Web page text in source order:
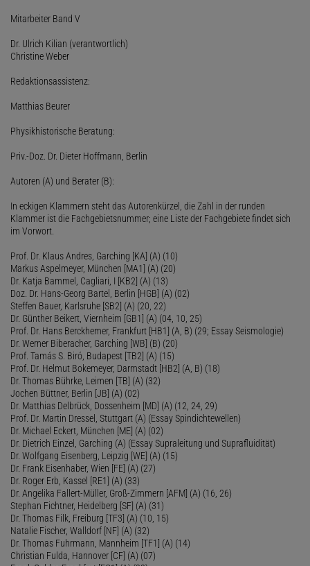
Mitarbeiter Band V
Dr. Ulrich Kilian (verantwortlich)
Christine Weber
Redaktionsassistenz:
Matthias Beurer
Physikhistorische Beratung:
Priv.-Doz. Dr. Dieter Hoffmann, Berlin
Autoren (A) und Berater (B):
In eckigen Klammern steht das Autorenkürzel, die Zahl in der runden
Klammer ist die Fachgebietsnummer; eine Liste der Fachgebiete findet sich
im Vorwort.
Prof. Dr. Klaus Andres, Garching [KA] (A) (10)
Markus Aspelmeyer, München [MA1] (A) (20)
Dr. Katja Bammel, Cagliari, I [KB2] (A) (13)
Doz. Dr. Hans-Georg Bartel, Berlin [HGB] (A) (02)
Steffen Bauer, Karlsruhe [SB2] (A) (20, 22)
Dr. Günther Beikert, Viernheim [GB1] (A) (04, 10, 25)
Prof. Dr. Hans Berckhemer, Frankfurt [HB1] (A, B) (29; Essay Seismologie)
Dr. Werner Biberacher, Garching [WB] (B) (20)
Prof. Tamás S. Biró, Budapest [TB2] (A) (15)
Prof. Dr. Helmut Bokemeyer, Darmstadt [HB2] (A, B) (18)
Dr. Thomas Bührke, Leimen [TB] (A) (32)
Jochen Büttner, Berlin [JB] (A) (02)
Dr. Matthias Delbrück, Dossenheim [MD] (A) (12, 24, 29)
Prof. Dr. Martin Dressel, Stuttgart (A) (Essay Spindichtewellen)
Dr. Michael Eckert, München [ME] (A) (02)
Dr. Dietrich Einzel, Garching (A) (Essay Supraleitung und Suprafluidität)
Dr. Wolfgang Eisenberg, Leipzig [WE] (A) (15)
Dr. Frank Eisenhaber, Wien [FE] (A) (27)
Dr. Roger Erb, Kassel [RE1] (A) (33)
Dr. Angelika Fallert-Müller, Groß-Zimmern [AFM] (A) (16, 26)
Stephan Fichtner, Heidelberg [SF] (A) (31)
Dr. Thomas Filk, Freiburg [TF3] (A) (10, 15)
Natalie Fischer, Walldorf [NF] (A) (32)
Dr. Thomas Fuhrmann, Mannheim [TF1] (A) (14)
Christian Fulda, Hannover [CF] (A) (07)